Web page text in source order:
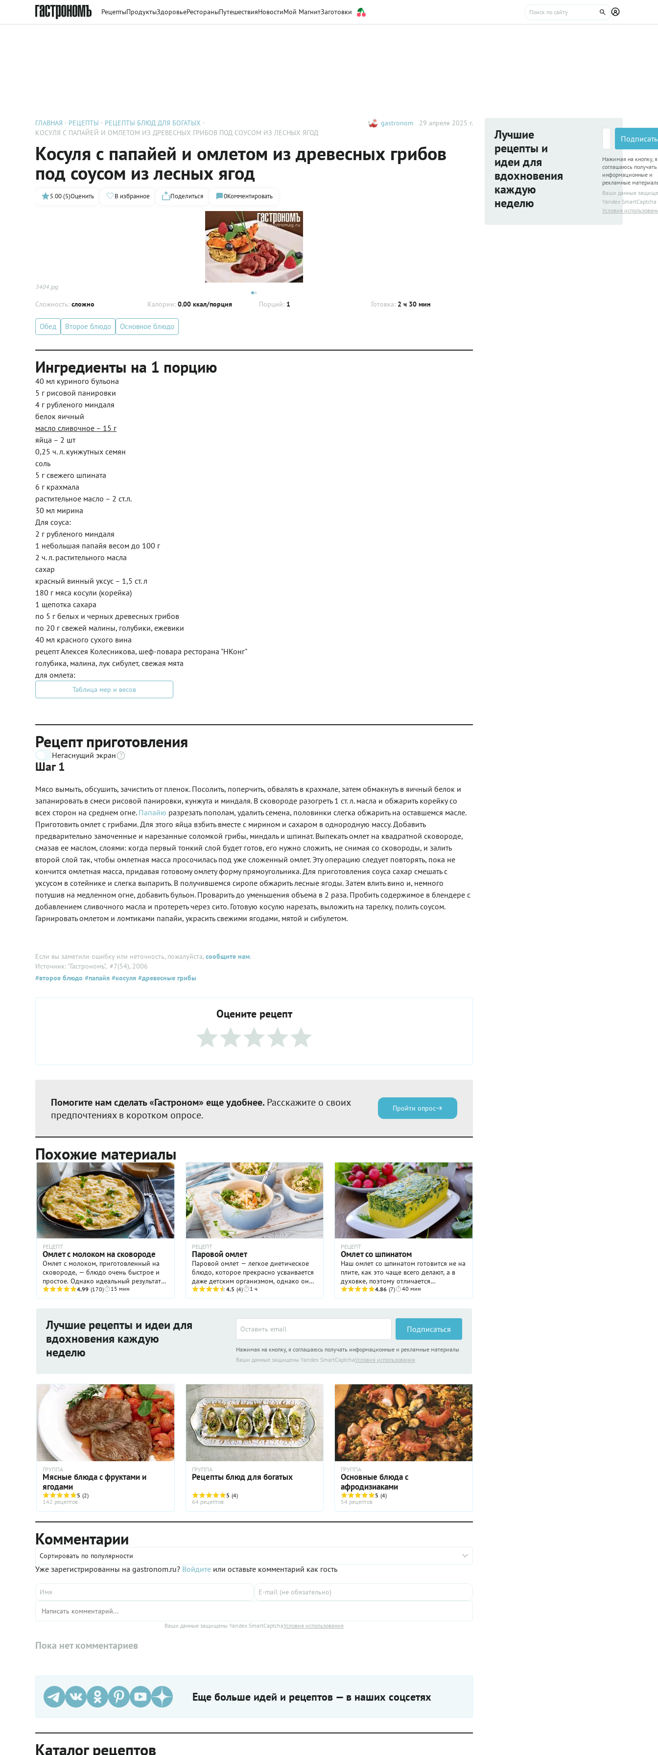
РецептыПродуктыЗдоровьеРестораныПутешествияНовостиМой МагнитЗаготовки
ГЛАВНАЯ РЕЦЕПТЫ
РЕЦЕПТЫ БЛЮД ДЛЯ БОГАТЫХ
КОСУЛЯ С ПАПАЙЕЙ И ОМЛЕТОМ ИЗ ДРЕВЕСНЫХ ГРИБОВ ПОД СОУСОМ ИЗ ЛЕСНЫХ ЯГОД
gastronom 29 апреля 2025 г.
Косуля с папайей и омлетом из древесных грибов
под соусом из лесных ягод
5.00 (5)Оценить В избранное Поделиться 0Комментировать
3404.jpg
Сложность: сложно Калории: 0.00 ккал/порция Порций: 1 Готовка: 2 ч 30 мин
Обед Второе блюдо Основное блюдо
Ингредиенты на 1 порцию
40 мл куриного бульона
5 г рисовой панировки
4 г рубленого миндаля
белок яичный
масло сливочное – 15 г
яйца – 2 шт
0,25 ч. л. кунжутных семян
соль
5 г свежего шпината
6 г крахмала
растительное масло – 2 ст.л.
30 мл мирина
Для соуса:
2 г рубленого миндаля
1 небольшая папайя весом до 100 г
2 ч. л. растительного масла
сахар
красный винный уксус – 1,5 ст. л
180 г мяса косули (корейка)
1 щепотка сахара
по 5 г белых и черных древесных грибов
по 20 г свежей малины, голубики, ежевики
40 мл красного сухого вина
рецепт Алексея Колесникова, шеф-повара ресторана "НКонг"
голубика, малина, лук сибулет, свежая мята
для омлета:
Таблица мер и весов
Рецепт приготовления
Негаснущий экран
Шаг 1
Мясо вымыть, обсушить, зачистить от пленок. Посолить, поперчить, обвалять в крахмале, затем обмакнуть в яичный белок и
запанировать в смеси рисовой панировки, кунжута и миндаля. В сковороде разогреть 1 ст. л. масла и обжарить корейку со
всех сторон на среднем огне. Папайю разрезать пополам, удалить семена, половинки слегка обжарить на оставшемся масле.
Приготовить омлет с грибами. Для этого яйца взбить вместе с мирином и сахаром в однородную массу. Добавить
предварительно замоченные и нарезанные соломкой грибы, миндаль и шпинат. Выпекать омлет на квадратной сковороде,
смазав ее маслом, слоями: когда первый тонкий слой будет готов, его нужно сложить, не снимая со сковороды, и залить
второй слой так, чтобы омлетная масса просочилась под уже сложенный омлет. Эту операцию следует повторять, пока не
кончится омлетная масса, придавая готовому омлету форму прямоугольника. Для приготовления соуса сахар смешать с
уксусом в сотейнике и слегка выпарить. В получившемся сиропе обжарить лесные ягоды. Затем влить вино и, немного
потушив на медленном огне, добавить бульон. Проварить до уменьшения объема в 2 раза. Пробить содержимое в блендере с
добавлением сливочного масла и протереть через сито. Готовую косулю нарезать, выложить на тарелку, полить соусом.
Гарнировать омлетом и ломтиками папайи, украсить свежими ягодами, мятой и сибулетом.
Если вы заметили ошибку или неточность, пожалуйста,сообщите нам.
Источник: "Гастрономъ", #7(54), 2006
#второе блюдо #папайя #косуля #древесные грибы
Оцените рецепт
Помогите нам сделать «Гастроном» еще удобнее. Расскажите о своих
предпочтениях в коротком опросе.
Пройти опрос
Похожие материалы
РЕЦЕПТ
Омлет с молоком на сковороде
Омлет с молоком, приготовленный на
сковороде, — блюдо очень быстрое и
простое. Однако идеальный результат
потребует от вас определенной
сноровки: омлет должен получиться
4.99 (170) 15 мин
РЕЦЕПТ
Паровой омлет
Паровой омлет — легкое диетическое
блюдо, которое прекрасно усваивается
даже детским организмом, однако оно
понравится не только тем, кто старается
питаться правильно или сидит на диете.
4.5 (4) 1 ч
РЕЦЕПТ
Омлет со шпинатом
Наш омлет со шпинатом готовится не на
плите, как это чаще всего делают, а в
духовке, поэтому отличается
необыкновенно воздушной, нежной, но
упругой текстурой. Блюдо идеально
4.86 (7) 40 мин
Лучшие рецепты и идеи для
вдохновения каждую
неделю
Подписаться
Нажимая на кнопку, я соглашаюсь получать информационные и рекламные материалы
Ваши данные защищены Yandex SmartCaptchaУсловия использования
ГРУППА
Мясные блюда с фруктами и
ягодами
5 (2)
142 рецептов
ГРУППА
Рецепты блюд для богатых
5 (4)
64 рецептов
ГРУППА
Основные блюда с
афродизиаками
5 (4)
54 рецептов
Комментарии
Сортировать по популярности
Уже зарегистрированны на gastronom.ru? Войдите или оставьте комментарий как гость
Ваши данные защищены Yandex SmartCaptchaУсловия использования
Пока нет комментариев
Еще больше идей и рецептов — в наших соцсетях
Каталог рецептов
Лучшие
рецепты и
идеи для
вдохновения
каждую
неделю
Нажимая на кнопку, я
соглашаюсь получать
информационные и
рекламные
Ваши данные
Yandex SmartCaptcha
Условия